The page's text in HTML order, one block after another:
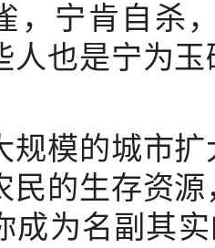
，宁肯自杀
人也是宁为
规模的城市
民的生存资
成为名副其